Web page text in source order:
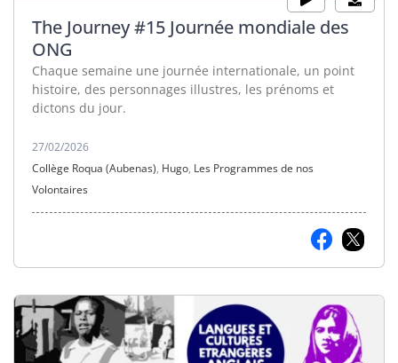
The Journey #15 Journée mondiale des
ONG
Chaque semaine une journée internationale, un point
histoire, des personnages illustres, les prénoms et
dictons du jour.
27/02/2026
Collège Roqua (Aubenas), Hugo, Les Programmes de nos
Volontaires